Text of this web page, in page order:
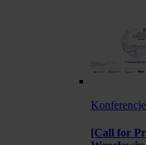
Konferencje
[Call for